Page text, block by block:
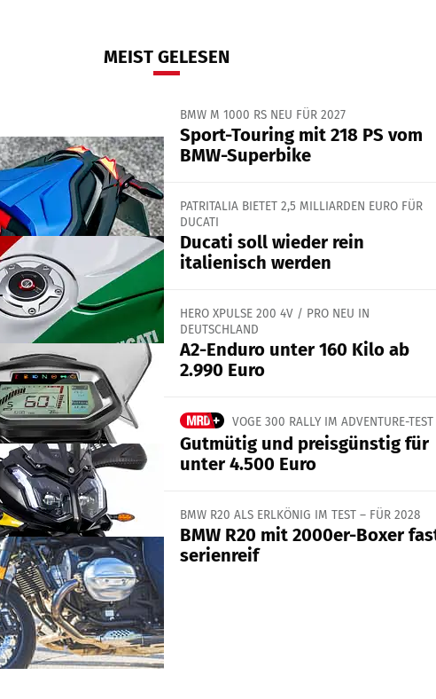
MEIST GELESEN
BMW M 1000 RS NEU FÜR 2027
Sport-Touring mit 218 PS vom
BMW-Superbike
PATRITALIA BIETET 2,5 MILLIARDEN EURO FÜR
DUCATI
Ducati soll wieder rein
italienisch werden
HERO XPULSE 200 4V / PRO NEU IN
DEUTSCHLAND
A2-Enduro unter 160 Kilo ab
2.990 Euro
VOGE 300 RALLY IM ADVENTURE-TEST
Gutmütig und preisgünstig für
unter 4.500 Euro
BMW R20 ALS ERLKÖNIG IM TEST – FÜR 2028
BMW R20 mit 2000er-Boxer
serienreif